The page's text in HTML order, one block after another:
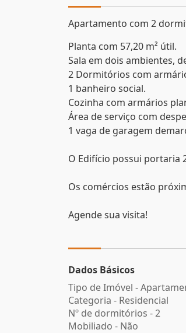
Apartamento com 2
Planta com 57,20 m² útil.
Sala em dois ambientes,
2 Dormitórios com
1 banheiro social.
Cozinha com armários
Área de serviço com
1 vaga de garagem
O Edifício possui portaria
Os comércios estão
Agende sua visita!
Dados Básicos
Tipo de Imóvel -
Categoria - Residencial
Nº de dormitórios - 2
Mobiliado - Não